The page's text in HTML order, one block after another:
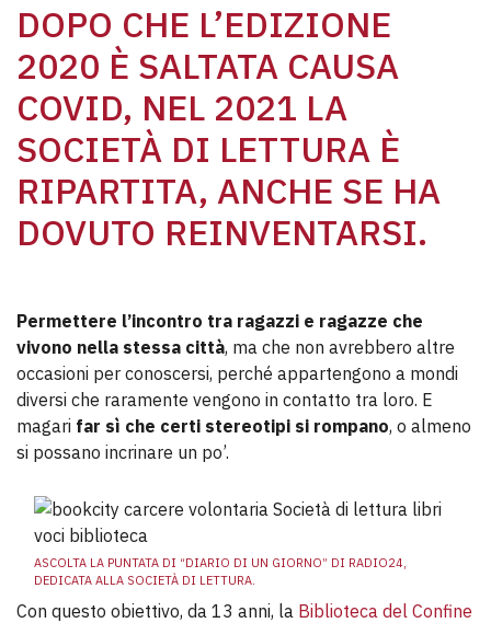
DOPO CHE L’EDIZIONE
2020 È SALTATA CAUSA
COVID, NEL 2021 LA
SOCIETÀ DI LETTURA È
RIPARTITA, ANCHE SE HA
DOVUTO REINVENTARSI.
Permettere l’incontro tra ragazzi e ragazze che
vivono nella stessa città, ma che non avrebbero altre
occasioni per conoscersi, perché appartengono a mondi
diversi che raramente vengono in contatto tra loro. E
magari far sì che certi stereotipi si rompano, o almeno
si possano incrinare un po’.
ASCOLTA LA PUNTATA DI “DIARIO DI UN GIORNO” DI RADIO24,
DEDICATA ALLA SOCIETÀ DI LETTURA.
Con questo obiettivo, da 13 anni, la Biblioteca del Confine